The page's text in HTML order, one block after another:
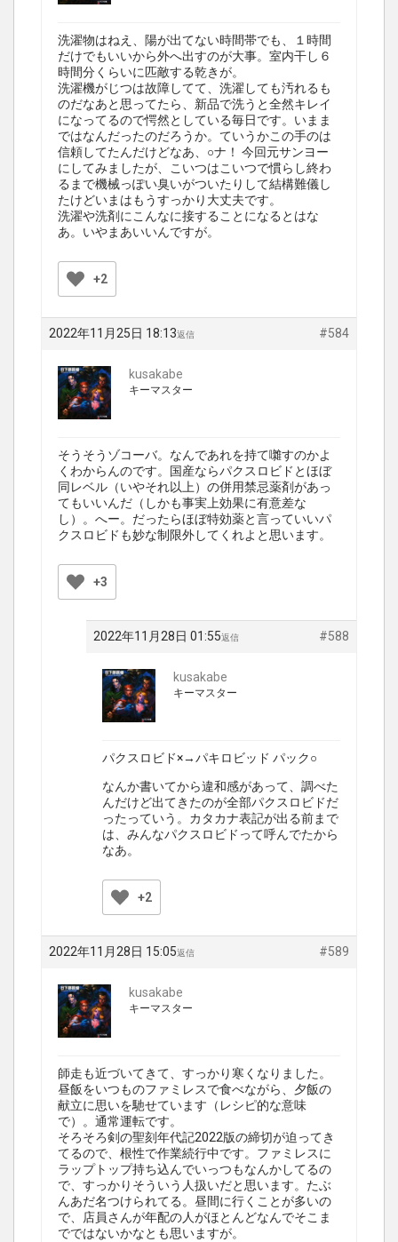
洗濯物はねえ、陽が出てない時間帯でも、１時間
だけでもいいから外へ出すのが大事。室内干し６
時間分くらいに匹敵する乾きが。
洗濯機がじつは故障してて、洗濯しても汚れるも
のだなあと思ってたら、新品で洗うと全然キレイ
になってるので愕然としている毎日です。いまま
ではなんだったのだろうか。ていうかこの手のは
信頼してたんだけどなあ、○ナ！ 今回元サンヨー
にしてみましたが、こいつはこいつで慣らし終わ
るまで機械っぽい臭いがついたりして結構難儀し
たけどいまはもうすっかり大丈夫です。
洗濯や洗剤にこんなに接することになるとはな
あ。いやまあいいんですが。
+2
2022年11月25日 18:13 #584
返信
kusakabe
キーマスター
そうそうゾコーバ。なんであれを持て囃すのかよ
くわからんのです。国産ならパクスロビドとほぼ
同レベル（いやそれ以上）の併用禁忌薬剤があっ
てもいいんだ（しかも事実上効果に有意差な
し）。へー。だったらほぼ特効薬と言っていいパ
クスロビドも妙な制限外してくれよと思います。
+3
2022年11月28日 01:55 #588
返信
kusakabe
キーマスター
パクスロビド×→パキロビッド パック○
なんか書いてから違和感があって、調べた
んだけど出てきたのが全部パクスロビドだ
ったっていう。カタカナ表記が出る前まで
は、みんなパクスロビドって呼んでたから
なあ。
+2
2022年11月28日 15:05 #589
返信
kusakabe
キーマスター
師走も近づいてきて、すっかり寒くなりました。
昼飯をいつものファミレスで食べながら、夕飯の
献立に思いを馳せています（レシピ的な意味
で）。通常運転です。
そろそろ剣の聖刻年代記2022版の締切が迫ってき
てるので、根性で作業続行中です。ファミレスに
ラップトップ持ち込んでいっつもなんかしてるの
で、すっかりそういう人扱いだと思います。たぶ
んあだ名つけられてる。昼間に行くことが多いの
で、店員さんが年配の人がほとんどなんでそこま
でではないかなとも思いますが。